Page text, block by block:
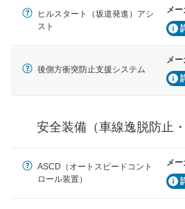
見えにくい場所に潜む危険を
テムなどが装備されています
車線のはみだしやふらつきを
プアシストなどが装備されて
安全な車間距離を保ちながら
ブ・クルーズ・コントロール
運転・駐車支援
駐車をスムーズに行うために
グ・アシストやサイドブライ
ヒルスタート（坂道発進）アシ
スト
メ
後側方衝突防止支援システム
メ
安全装備（車線逸脱防止
ASCD（オートスピードコント
ロール装置）
メ